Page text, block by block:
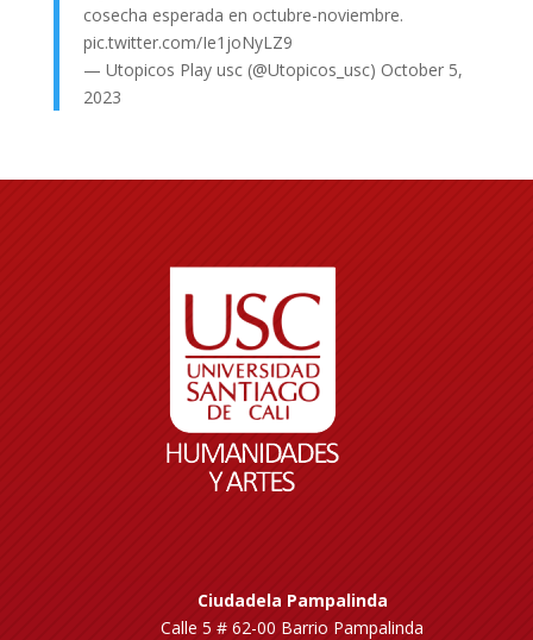
cosecha esperada en octubre-noviembre.
pic.twitter.com/Ie1joNyLZ9
— Utopicos Play usc (@Utopicos_usc) October 5,
2023
Ciudadela Pampalinda
Calle 5 # 62-00 Barrio Pampalinda